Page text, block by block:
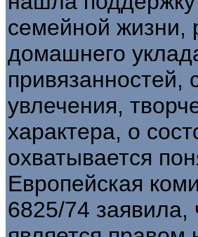
семейной жизни,
домашнего
привязанностей,
увлечения,
характера, о
охватывается
Европейская
6825/74 заявила,